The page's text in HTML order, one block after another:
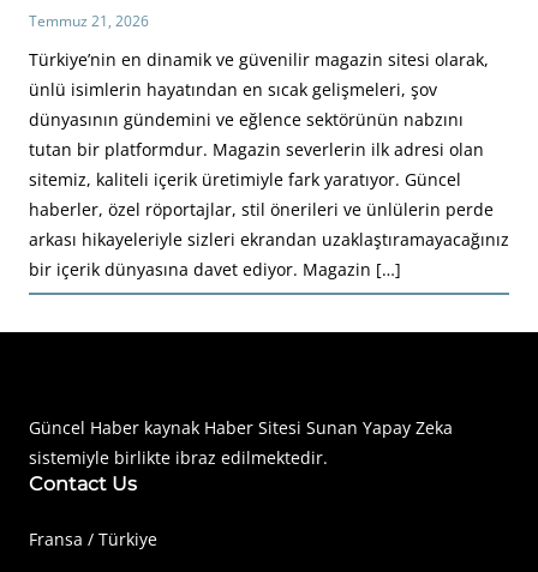
Temmuz 21, 2026
Türkiye’nin en dinamik ve güvenilir magazin sitesi olarak,
ünlü isimlerin hayatından en sıcak gelişmeleri, şov
dünyasının gündemini ve eğlence sektörünün nabzını
tutan bir platformdur. Magazin severlerin ilk adresi olan
sitemiz, kaliteli içerik üretimiyle fark yaratıyor. Güncel
haberler, özel röportajlar, stil önerileri ve ünlülerin perde
arkası hikayeleriyle sizleri ekrandan uzaklaştıramayacağınız
bir içerik dünyasına davet ediyor. Magazin […]
Güncel Haber kaynak Haber Sitesi Sunan Yapay Zeka
sistemiyle birlikte ibraz edilmektedir.
Contact Us
Fransa / Türkiye